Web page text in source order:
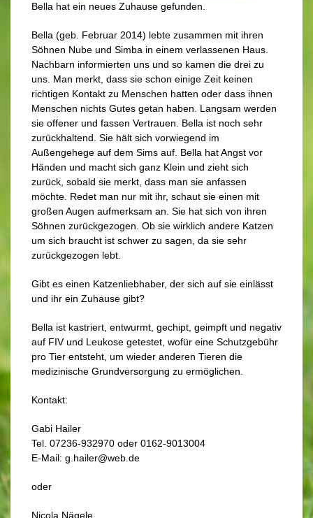
Bella hat ein neues Zuhause gefunden.
Bella (geb. Februar 2014) lebte zusammen mit ihren
Söhnen Nube und Simba in einem verlassenen Haus.
Nachbarn informierten uns und so kamen die drei zu
uns. Man merkt, dass sie schon einige Zeit keinen
richtigen Kontakt zu Menschen hatten oder dass ihnen
Menschen nichts Gutes getan haben. Langsam werden
sie offener und fassen Vertrauen. Bella ist noch sehr
zurückhaltend. Sie hält sich vorwiegend im
Außengehege auf dem Sims auf. Bella hat Angst vor
Händen und macht sich ganz Klein und zieht sich
zurück, sobald sie merkt, dass man sie anfassen
möchte. Redet man nur mit ihr, schaut sie einen mit
großen Augen aufmerksam an. Sie hat sich von ihren
Söhnen zurückgezogen. Ob sie wirklich andere Katzen
um sich braucht ist schwer zu sagen, da sie sehr
zurückgezogen lebt.
Gibt es einen Katzenliebhaber, der sich auf sie einlässt
und ihr ein Zuhause gibt?
Bella ist kastriert, entwurmt, gechipt, geimpft und negativ
auf FIV und Leukose getestet, wofür eine Schutzgebühr
pro Tier entsteht, um wieder anderen Tieren die
medizinische Grundversorgung zu ermöglichen.
Kontakt:
Gabi Hailer
Tel. 07236-932970 oder 0162-9013004
E-Mail: g.hailer@web.de
oder
Nicola Nägele